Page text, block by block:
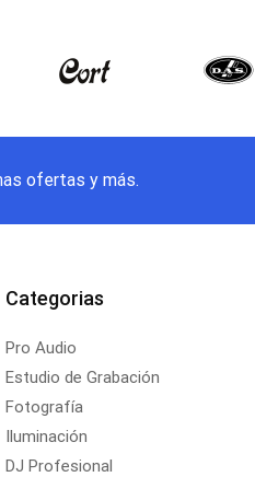
ofertas y más.
Categorias
Pro Audio
Estudio de Grabación
Fotografía
Iluminación
DJ Profesional